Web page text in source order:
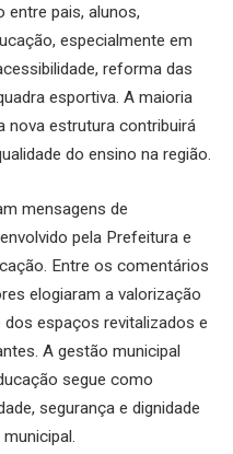
entre pais, alunos,
especialmente em
reforma das
esportiva. A maioria
nova estrutura contribuirá
do ensino na região.
mensagens de
pela Prefeitura e
Entre os comentários
elogiaram a valorização
espaços revitalizados e
A gestão municipal
segue como
segurança e dignidade